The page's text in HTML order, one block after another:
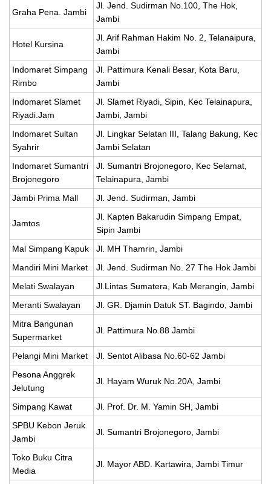
Graha Pena. Jambi
Jl. Jend. Sudirman No.100, The Hok,
Jambi
Hotel Kursina
Jl. Arif Rahman Hakim No. 2, Telanaipura,
Jambi
Indomaret Simpang
Rimbo
Jl. Pattimura Kenali Besar, Kota Baru,
Jambi
Indomaret Slamet
Riyadi.Jam
Jl. Slamet Riyadi, Sipin, Kec Telainapura,
Jambi, Jambi
Indomaret Sultan
Syahrir
Jl. Lingkar Selatan III, Talang Bakung, Kec
Jambi Selatan
Indomaret Sumantri
Brojonegoro
Jl. Sumantri Brojonegoro, Kec Selamat,
Telainapura, Jambi
Jambi Prima Mall
Jl. Jend. Sudirman, Jambi
Jamtos
Jl. Kapten Bakarudin Simpang Empat,
Sipin Jambi
Mal Simpang Kapuk
Jl. MH Thamrin, Jambi
Mandiri Mini Market
Jl. Jend. Sudirman No. 27 The Hok Jambi
Melati Swalayan
Jl.Lintas Sumatera, Kab Merangin, Jambi
Meranti Swalayan
Jl. GR. Djamin Datuk ST. Bagindo, Jambi
Mitra Bangunan
Supermarket
Jl. Pattimura No.88 Jambi
Pelangi Mini Market
Jl. Sentot Alibasa No.60-62 Jambi
Pesona Anggrek
Jelutung
Jl. Hayam Wuruk No.20A, Jambi
Simpang Kawat
Jl. Prof. Dr. M. Yamin SH, Jambi
SPBU Kebon Jeruk
Jambi
Jl. Sumantri Brojonegoro, Jambi
Toko Buku Citra
Media
Jl. Mayor ABD. Kartawira, Jambi Timur